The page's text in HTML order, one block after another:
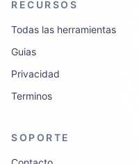
RECURSOS
Todas las herramientas
Guias
Privacidad
Terminos
SOPORTE